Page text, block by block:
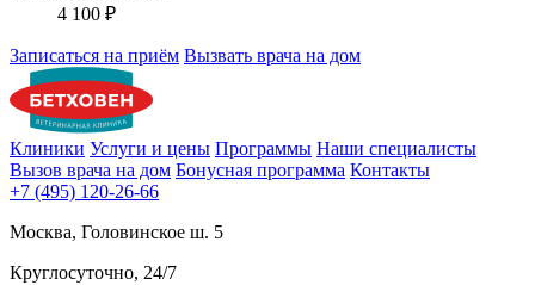
4 100 ₽
Записаться на приём Вызвать врача на дом
Клиники Услуги и цены Программы Наши специалисты
Вызов врача на дом Бонусная программа Контакты
+7 (495) 120-26-66
Москва, Головинское ш. 5
Круглосуточно, 24/7